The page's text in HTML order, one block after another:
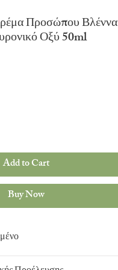
Προσώπου Βλέννα
Οξύ 50ml
Add to Cart
Buy Now